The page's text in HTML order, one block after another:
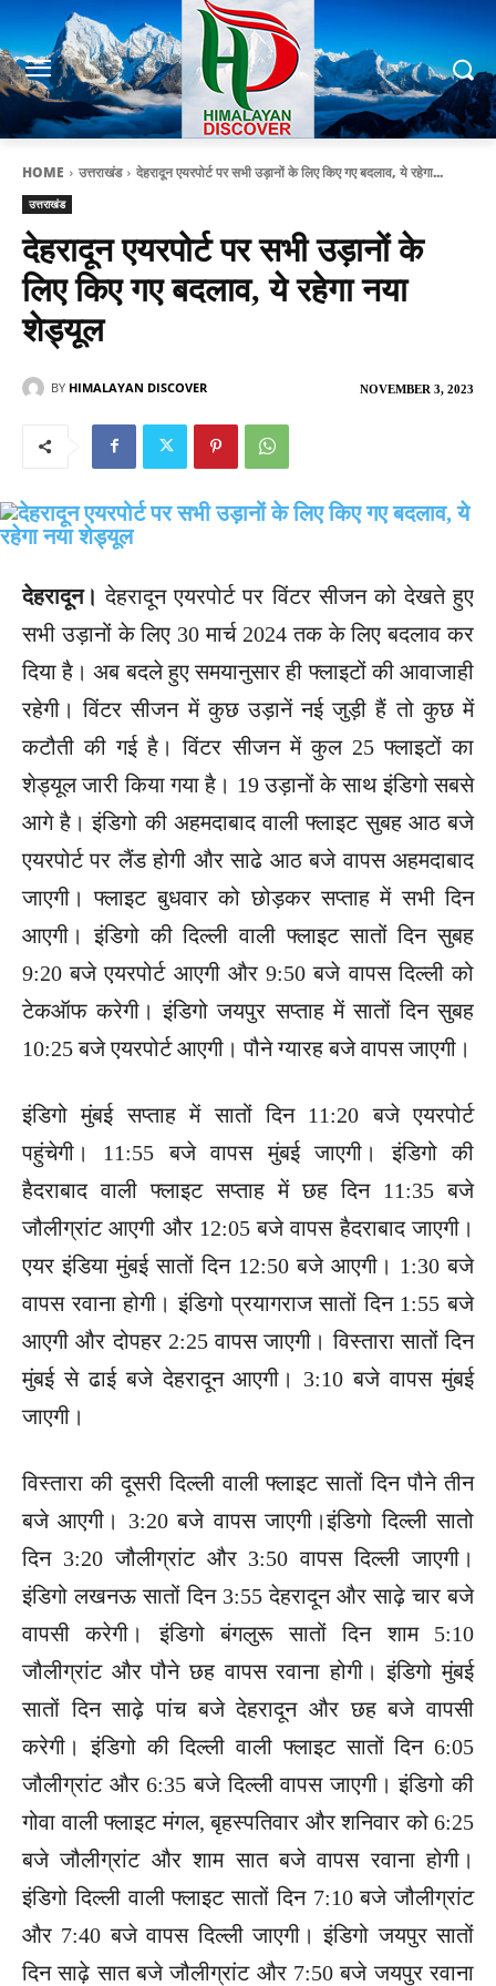
HOME उत्तराखंड देहरादून एयरपोर्ट पर सभी उड़ानों के लिए किए गए बदलाव, ये रहेगा...
उत्तराखंड
देहरादून एयरपोर्ट पर सभी उड़ानों के
लिए किए गए बदलाव, ये रहेगा नया
शेड्यूल
NOVEMBER 3, 2023
BY HIMALAYAN DISCOVER
देहरादून। देहरादून एयरपोर्ट पर विंटर सीजन को देखते हुए
सभी उड़ानों के लिए 30 मार्च 2024 तक के लिए बदलाव कर
दिया है। अब बदले हुए समयानुसार ही फ्लाइटों की आवाजाही
रहेगी। विंटर सीजन में कुछ उड़ानें नई जुड़ी हैं तो कुछ में
कटौती की गई है। विंटर सीजन में कुल 25 फ्लाइटों का
शेड्यूल जारी किया गया है। 19 उड़ानों के साथ इंडिगो सबसे
आगे है। इंडिगो की अहमदाबाद वाली फ्लाइट सुबह आठ बजे
एयरपोर्ट पर लैंड होगी और साढे आठ बजे वापस अहमदाबाद
जाएगी। फ्लाइट बुधवार को छोड़कर सप्ताह में सभी दिन
आएगी। इंडिगो की दिल्ली वाली फ्लाइट सातों दिन सुबह
9:20 बजे एयरपोर्ट आएगी और 9:50 बजे वापस दिल्ली को
टेकऑफ करेगी। इंडिगो जयपुर सप्ताह में सातों दिन सुबह
10:25 बजे एयरपोर्ट आएगी। पौने ग्यारह बजे वापस जाएगी।
इंडिगो मुंबई सप्ताह में सातों दिन 11:20 बजे एयरपोर्ट
पहुंचेगी। 11:55 बजे वापस मुंबई जाएगी। इंडिगो की
हैदराबाद वाली फ्लाइट सप्ताह में छह दिन 11:35 बजे
जौलीग्रांट आएगी और 12:05 बजे वापस हैदराबाद जाएगी।
एयर इंडिया मुंबई सातों दिन 12:50 बजे आएगी। 1:30 बजे
वापस रवाना होगी। इंडिगो प्रयागराज सातों दिन 1:55 बजे
आएगी और दोपहर 2:25 वापस जाएगी। विस्तारा सातों दिन
मुंबई से ढाई बजे देहरादून आएगी। 3:10 बजे वापस मुंबई
जाएगी।
विस्तारा की दूसरी दिल्ली वाली फ्लाइट सातों दिन पौने तीन
बजे आएगी। 3:20 बजे वापस जाएगी।इंडिगो दिल्ली सातो
दिन 3:20 जौलीग्रांट और 3:50 वापस दिल्ली जाएगी।
इंडिगो लखनऊ सातों दिन 3:55 देहरादून और साढ़े चार बजे
वापसी करेगी। इंडिगो बंगलुरू सातों दिन शाम 5:10
जौलीग्रांट और पौने छह वापस रवाना होगी। इंडिगो मुंबई
सातों दिन साढ़े पांच बजे देहरादून और छह बजे वापसी
करेगी। इंडिगो की दिल्ली वाली फ्लाइट सातों दिन 6:05
जौलीग्रांट और 6:35 बजे दिल्ली वापस जाएगी। इंडिगो की
गोवा वाली फ्लाइट मंगल, बृहस्पतिवार और शनिवार को 6:25
बजे जौलीग्रांट और शाम सात बजे वापस रवाना होगी।
इंडिगो दिल्ली वाली फ्लाइट सातों दिन 7:10 बजे जौलीग्रांट
और 7:40 बजे वापस दिल्ली जाएगी। इंडिगो जयपुर सातों
दिन साढ़े सात बजे जौलीग्रांट और 7:50 बजे जयपुर रवाना